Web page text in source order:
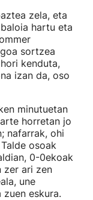
zela, eta
hartu eta
sortzea
kenduta,
izan da, oso
minutuetan
horretan jo
nafarrak, ohi
osoak
0-0ekoak
zer ari zen
une
eskura.